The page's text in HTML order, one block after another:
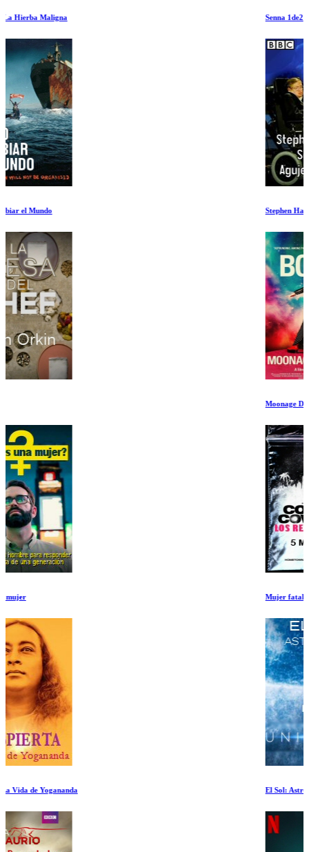
Senna 1de2
Stephen Hawking Sobre los Agujeros Negros
El Sol: Astro rey